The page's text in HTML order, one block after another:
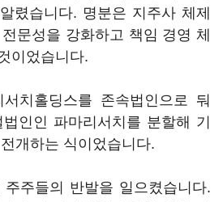
렸습니다. 명분은 지주사 체제
문성을 강화하고 책임 경영 체
이었습니다.
치홀딩스를 존속법인으로 둬
인인 파마리서치를 분할해 기
개하는 식이었습니다.
주들의 반발을 일으켰습니다.